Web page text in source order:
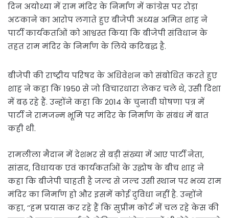
दिन अयोध्या में राम मंदिर के निर्माण में कांग्रेस पर रोड़ा
अटकाने का आरोप लगाते हुए बीजेपी अध्यक्ष अमित शाह ने
पार्टी कार्यकर्ताओं को आश्वस्त किया कि बीजेपी संविधान के
तहत राम मंदिर के निर्माण के लिये कटिबद्ध है.
बीजेपी की राष्ट्रीय परिषद के अधिवेशन को संबोधित करते हुए
शाह ने कहा कि 1950 से जो विचारधारा लेकर चले थे, उसी दिशा
में बढ़ रहे हैं. उन्होंने कहा कि 2014 के चुनावी घोषणा पत्र में
पार्टी ने रामजन्म भूमि पर मंदिर के निर्माण के संबंध में बात
कही थी.
रामलीला मैदान में देशभर से बड़ी संख्या में आए पार्टी नेता,
सांसद, विधायक एवं कार्यकर्ताओं के उद्घोष के बीच शाह ने
कहा कि बीजेपी चाहती है जल्द से जल्द उसी स्थान पर भव्य राम
मंदिर का निर्माण हो और इसमें कोई दुविधा नहीं है. उन्होंने
कहा, ‘‘हम प्रयास कर रहे हैं कि सुप्रीम कोर्ट में चल रहे केस की